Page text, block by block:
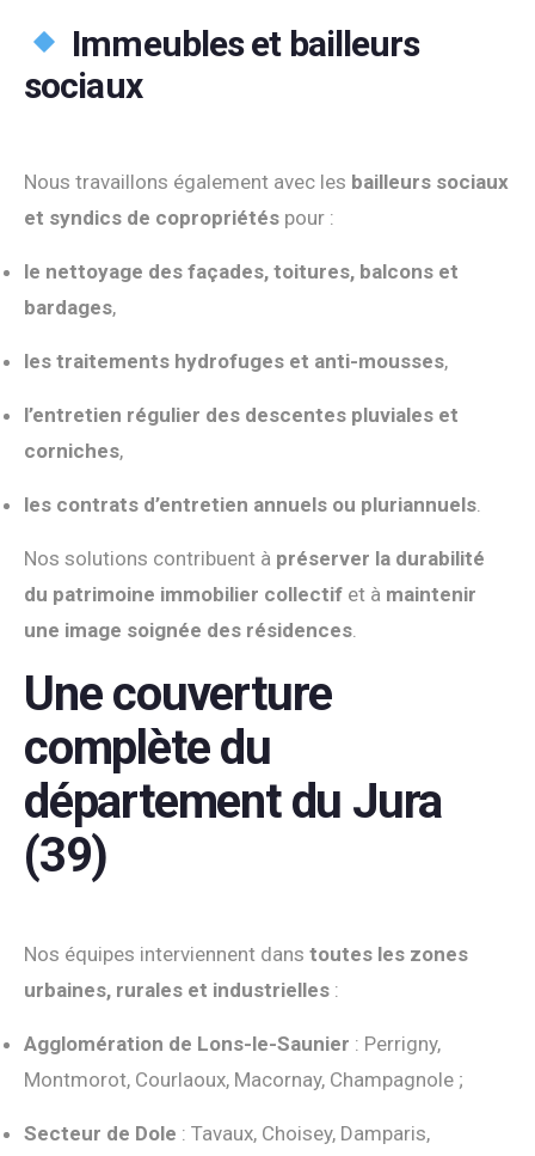
Immeubles et bailleurs
sociaux
Nous travaillons également avec les bailleurs sociaux
et syndics de copropriétés pour :
le nettoyage des façades, toitures, balcons et
bardages,
les traitements hydrofuges et anti-mousses,
l’entretien régulier des descentes pluviales et
corniches,
les contrats d’entretien annuels ou pluriannuels.
Nos solutions contribuent à préserver la durabilité
du patrimoine immobilier collectif et à maintenir
une image soignée des résidences.
Une couverture
complète du
département du Jura
(39)
Nos équipes interviennent dans toutes les zones
urbaines, rurales et industrielles :
Agglomération de Lons-le-Saunier : Perrigny,
Montmorot, Courlaoux, Macornay, Champagnole ;
Secteur de Dole : Tavaux, Choisey, Damparis,